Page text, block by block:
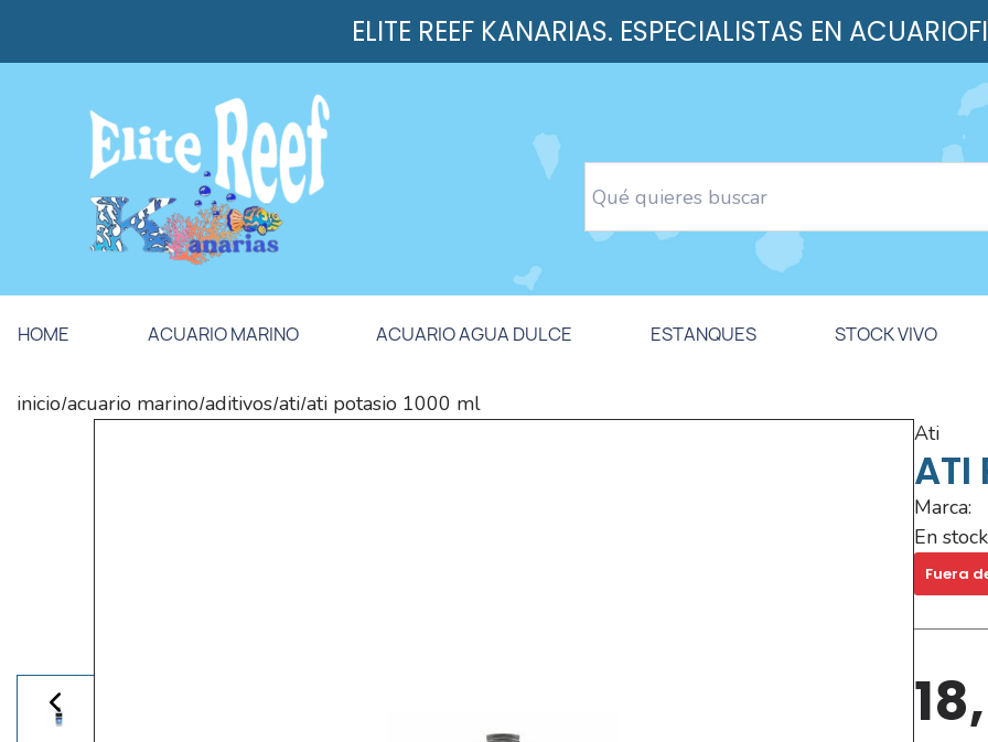
ELITE REEF KANARIAS. ESPECIALISTAS EN
HOME ACUARIO MARINO ACUARIO AGUA DULCE ESTANQUES STOCK VIVO
inicio/acuario marino/aditivos/ati/ati potasio 1000 ml
ati
ATI
Marca:
En
Fuera